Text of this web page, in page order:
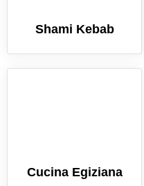
Shami Kebab
Cucina Egiziana